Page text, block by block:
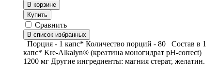
В корзине
Купить
Сравнить
В список избранных
Порция - 1 капс* Количество порций - 80 Состав в 1
капс* Kre-Alkalyn® (креатина моногидрат pH-correct)
1200 мг Другие ингредиенты: магния стерат, желатин.